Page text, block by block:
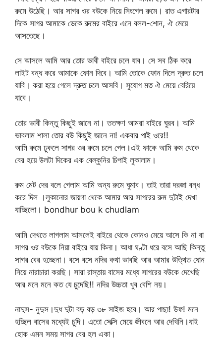
রুমে উঠেছি। আর সাগর ওর বউকে নিয়ে সিংগেল রুমে। রাত এগারটার
দিকে সাগর আমাকে ডেকে রুমের বাইরে এনে বলল-শোন, ঐ মেয়ে
আসতেছে।
সে আসলে আমি আর তোর ভাবী বাইরে চলে যাব। সে সব ঠিক করে
লাইট বন্ধ করে আমাকে ফোন দিবে। আমি তোকে ফোন দিলে দ্রুত চলে
যাবি। করা হয়ে গেলে দ্রুত চলে আসবি। সুযোগ মত ঐ মেয়ে বেরিয়ে
যাবে।
তোর ভাবী কিন্তু কিছুই জানে না। ততক্ষণ আমরা বাইরে ঘুরব। আমি
ভাবলাম শালা তোর বউ কিছুই জানে না! একবার পাই ওরে!!
আমি রুমে ঢুকলে সাগর ওর রুমে চলে গেল।এই ফাকে আমি রুম থেকে
বের হয়ে উলটা দিকের এক বেল্কুনির চিপাই লুকালাম।
রুম মেট দের বলে গেলাম আমি অন্য রুমে ঘুমাব। তাই তারা দরজা বন্ধ
করে দিল ।লুকানোর জায়গা থেকে আমার আর সাগরের রুম দুটাই দেখা
যাচ্ছিলো। bondhur bou k chudlam
আমি দেখতে লাগলাম আসলেই বাইরে থেকে কোনও মেয়ে আসে কি না বা
সাগর ওর বউকে নিয়া বাইরে যায় কিনা। আধা ঘণ্টা ধরে বসে আছি কিন্তু
সাগর বের হচ্ছেনা। বসে বসে নদির কথা ভাবছি আর আমার উত্থিত ধোন
নিয়ে নারাচারা করছি। সারা রাস্তায় বাসের মধ্যে সাগরের বউকে দেখেছি
আর মনে মনে কত যে চুদেছি!! নদির উচ্চতা খুব বেশি নয়।
নাদুস- নুদুস।দুধ দুটা বড় বড় ৩৮ সাইজ হবে। আর পাছা! উফ! মনে
হচ্ছিল বাসের মধ্যেই চুদি। এতো সেক্সি মেয়ে জীবনে আর দেখিনি।যাই
হোক এমন সময় সাগর বের হল একা।